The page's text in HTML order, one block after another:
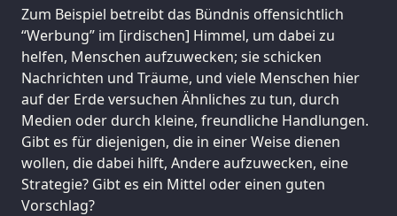
Zum Beispiel betreibt das Bündnis offensichtlich
“Werbung” im [irdischen] Himmel, um dabei zu
helfen, Menschen aufzuwecken; sie schicken
Nachrichten und Träume, und viele Menschen hier
auf der Erde versuchen Ähnliches zu tun, durch
Medien oder durch kleine, freundliche Handlungen.
Gibt es für diejenigen, die in einer Weise dienen
wollen, die dabei hilft, Andere aufzuwecken, eine
Strategie? Gibt es ein Mittel oder einen guten
Vorschlag?